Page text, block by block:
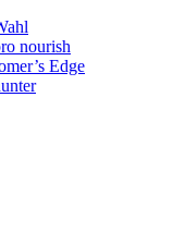
nourish
Edge